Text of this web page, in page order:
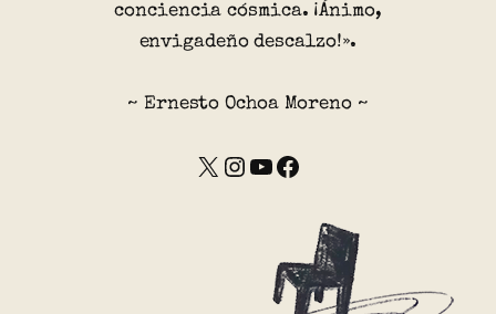
conciencia cósmica. ¡Ánimo,
envigadeño descalzo!».
~ Ernesto Ochoa Moreno ~
X Instagram YouTube Facebook